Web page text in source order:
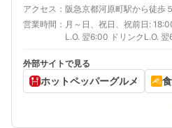
アクセス
阪急京都河原町駅から徒歩
営業時間
月～日、祝日、祝前日:
L.O. 翌6:00 ドリンクL.O. 翌
外部サイトで見る
ホットペッパーグルメ